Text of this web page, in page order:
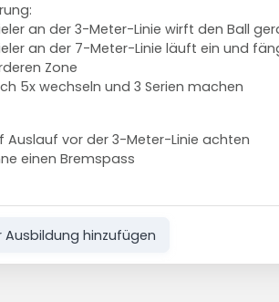
an der 3-Meter-Linie wirft den Ball
an der 7-Meter-Linie läuft ein und
Zone
5x wechseln und 3 Serien machen
Auslauf vor der 3-Meter-Linie achten
einen Bremspass
Ausbildung hinzufügen